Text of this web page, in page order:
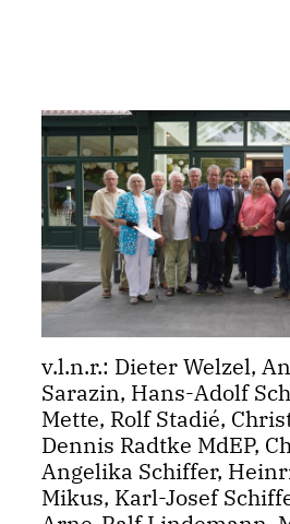
v.l.n.r.: Dieter Welzel,
Sarazin, Hans-Adolf
Mette, Rolf Stadié,
Dennis Radtke MdEP,
Angelika Schiffer,
Mikus, Karl-Josef